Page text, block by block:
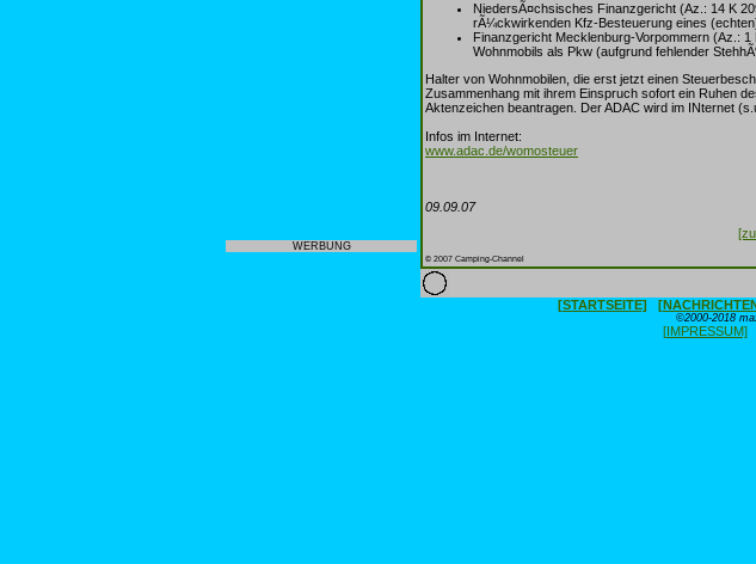
WERBUNG
NiedersÃ¤chsisches Finanzgericht (Az.: 14 K
rÃ¼ckwirkenden Kfz-Besteuerung eines
Finanzgericht Mecklenburg-Vorpommern (Az.:
Wohnmobils als Pkw (aufgrund fehlender
Halter von Wohnmobilen, die erst jetzt einen
Zusammenhang mit ihrem Einspruch sofort ein Ruhen
Aktenzeichen beantragen. Der ADAC wird im INternet
Infos im Internet:
www.adac.de/womosteuer
09.09.07
© 2007 Camping-Channel
[STARTSEITE]
©2000-2018
[IMPRESSUM]